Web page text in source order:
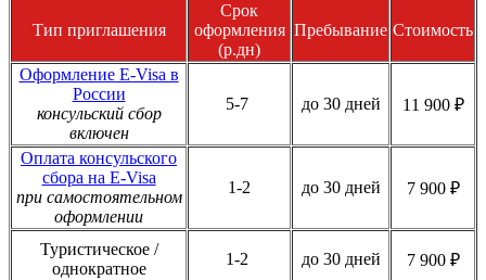
Тип приглашения
Срок
оформления
(р.дн)
Пребывание Стоимость
Оформление E-Visa в
России
консульский сбор
включен
5-7 до 30 дней 11 900 ₽
Оплата консульского
сбора на E-Visa
при самостоятельном
оформлении
1-2 до 30 дней 7 900 ₽
Туристическое /
однократное
1-2 до 30 дней 7 900 ₽